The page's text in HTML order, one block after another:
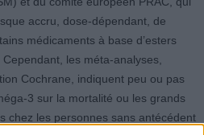
accru, dose-dépendant, de
médicaments à base d’esters
les méta-analyses,
Cochrane, indiquent peu ou pas
3 sur la mortalité ou les grands
chez les personnes sans antécédent